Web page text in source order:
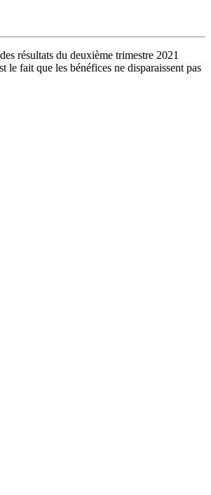
résultats du deuxième trimestre 2021
fait que les bénéfices ne disparaissent pas